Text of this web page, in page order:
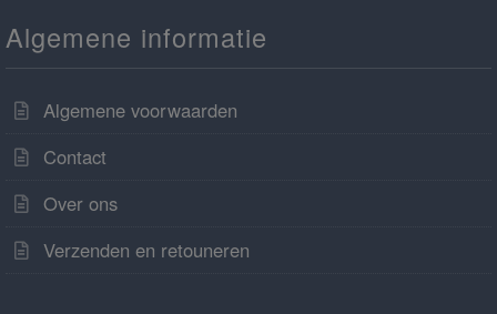
Algemene informatie
Algemene voorwaarden
Contact
Over ons
Verzenden en retouneren